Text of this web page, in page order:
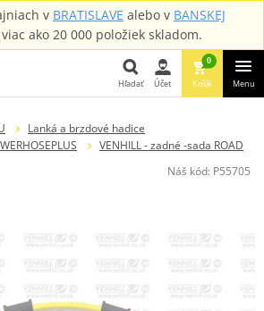
v BRATISLAVE alebo v BANSKEJ
ako 20 000 položiek skladom.
Hľadať Účet
0
Košík Menu
Lanká a brzdové hadice
VENHILL - zadné -sada ROAD
Náš kód: P55705